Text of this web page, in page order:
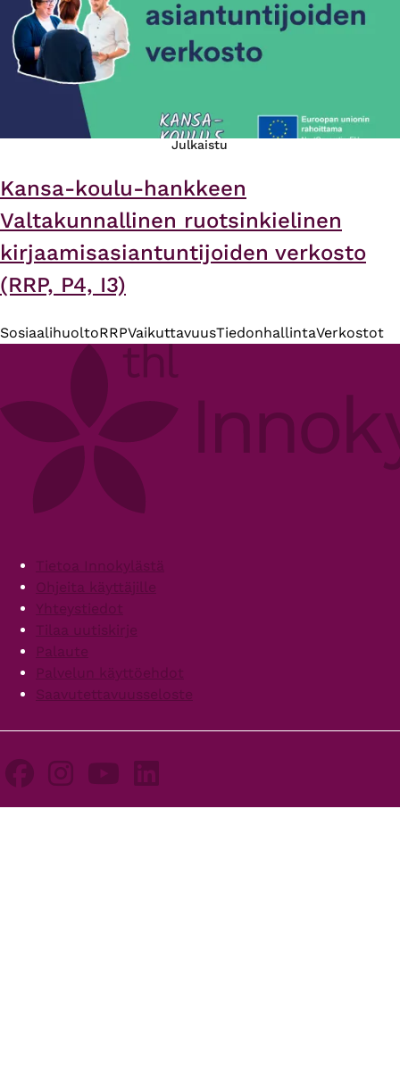
Julkaistu
Kansa-koulu-hankkeen
Valtakunnallinen ruotsinkielinen
kirjaamisasiantuntijoiden verkosto
(RRP, P4, I3)
SosiaalihuoltoRRPVaikuttavuusTiedonhallintaVerkostot
FooterTietoa Innokylästä
Ohjeita käyttäjille
Yhteystiedot
Tilaa uutiskirje
Palaute
Palvelun käyttöehdot
Saavutettavuusseloste